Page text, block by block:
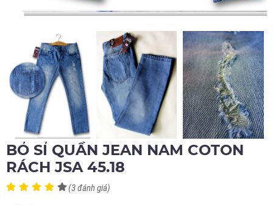
BỎ SỈ QUẦN JEAN NAM COTON
RÁCH JSA 45.18
(3 đánh giá)